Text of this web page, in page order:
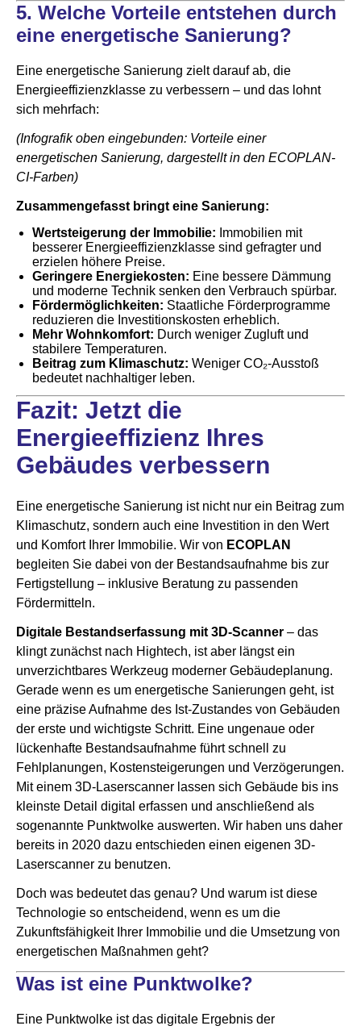
5. Welche Vorteile entstehen durch
eine energetische Sanierung?
Eine energetische Sanierung zielt darauf ab, die
Energieeffizienzklasse zu verbessern – und das lohnt
sich mehrfach:
(Infografik oben eingebunden: Vorteile einer
energetischen Sanierung, dargestellt in den ECOPLAN-
CI-Farben)
Zusammengefasst bringt eine Sanierung:
Wertsteigerung der Immobilie: Immobilien mit
besserer Energieeffizienzklasse sind gefragter und
erzielen höhere Preise.
Geringere Energiekosten: Eine bessere Dämmung
und moderne Technik senken den Verbrauch spürbar.
Fördermöglichkeiten: Staatliche Förderprogramme
reduzieren die Investitionskosten erheblich.
Mehr Wohnkomfort: Durch weniger Zugluft und
stabilere Temperaturen.
Beitrag zum Klimaschutz: Weniger CO₂-Ausstoß
bedeutet nachhaltiger leben.
Fazit: Jetzt die
Energieeffizienz Ihres
Gebäudes verbessern
Eine energetische Sanierung ist nicht nur ein Beitrag zum
Klimaschutz, sondern auch eine Investition in den Wert
und Komfort Ihrer Immobilie. Wir von ECOPLAN
begleiten Sie dabei von der Bestandsaufnahme bis zur
Fertigstellung – inklusive Beratung zu passenden
Fördermitteln.
Digitale Bestandserfassung mit 3D-Scanner – das
klingt zunächst nach Hightech, ist aber längst ein
unverzichtbares Werkzeug moderner Gebäudeplanung.
Gerade wenn es um energetische Sanierungen geht, ist
eine präzise Aufnahme des Ist-Zustandes von Gebäuden
der erste und wichtigste Schritt. Eine ungenaue oder
lückenhafte Bestandsaufnahme führt schnell zu
Fehlplanungen, Kostensteigerungen und Verzögerungen.
Mit einem 3D-Laserscanner lassen sich Gebäude bis ins
kleinste Detail digital erfassen und anschließend als
sogenannte Punktwolke auswerten. Wir haben uns daher
bereits in 2020 dazu entschieden einen eigenen 3D-
Laserscanner zu benutzen.
Doch was bedeutet das genau? Und warum ist diese
Technologie so entscheidend, wenn es um die
Zukunftsfähigkeit Ihrer Immobilie und die Umsetzung von
energetischen Maßnahmen geht?
Was ist eine Punktwolke?
Eine Punktwolke ist das digitale Ergebnis der